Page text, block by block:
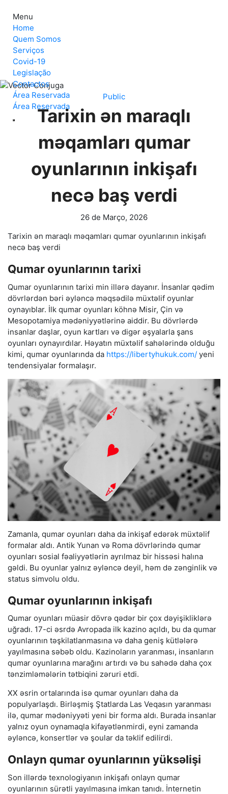
Menu
Home
Quem Somos
Serviços
Covid-19
Legislação
Contactos
Área Reservada
Área Reservada
Public
Tarixin ən maraqlı
məqamları qumar
oyunlarının inkişafı
necə baş verdi
26 de Março, 2026
Tarixin ən maraqlı məqamları qumar oyunlarının inkişafı
necə baş verdi
Qumar oyunlarının tarixi
Qumar oyunlarının tarixi min illərə dayanır. İnsanlar qədim
dövrlərdən bəri əyləncə məqsədilə müxtəlif oyunlar
oynayıblar. İlk qumar oyunları köhnə Misir, Çin və
Mesopotamiya mədəniyyətlərinə aiddir. Bu dövrlərdə
insanlar daşlar, oyun kartları və digər əşyalarla şans
oyunları oynayırdılar. Həyatın müxtəlif sahələrində olduğu
kimi, qumar oyunlarında da https://libertyhukuk.com/ yeni
tendensiyalar formalaşır.
Zamanla, qumar oyunları daha da inkişaf edərək müxtəlif
formalar aldı. Antik Yunan və Roma dövrlərində qumar
oyunları sosial fəaliyyətlərin ayrılmaz bir hissəsi halına
gəldi. Bu oyunlar yalnız əyləncə deyil, həm də zənginlik və
status simvolu oldu.
Qumar oyunlarının inkişafı
Qumar oyunları müasir dövrə qədər bir çox dəyişikliklərə
uğradı. 17-ci əsrdə Avropada ilk kazino açıldı, bu da qumar
oyunlarının təşkilatlanmasına və daha geniş kütlələrə
yayılmasına səbəb oldu. Kazinoların yaranması, insanların
qumar oyunlarına marağını artırdı və bu sahədə daha çox
tənzimləmələrin tətbiqini zəruri etdi.
XX əsrin ortalarında isə qumar oyunları daha da
populyarlaşdı. Birləşmiş Ştatlarda Las Veqasın yaranması
ilə, qumar mədəniyyəti yeni bir forma aldı. Burada insanlar
yalnız oyun oynamaqla kifayətlənmirdi, eyni zamanda
əyləncə, konsertlər və şoular da təklif edilirdi.
Onlayn qumar oyunlarının yüksəlişi
Son illərdə texnologiyanın inkişafı onlayn qumar
oyunlarının sürətli yayılmasına imkan tanıdı. İnternetin